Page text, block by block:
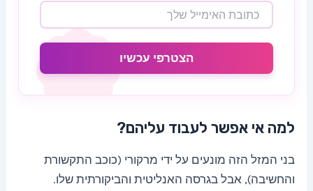
הצטרפי עכשיו
למה אי אפשר לעבוד עליהם?
בני המזל הזה מונעים על ידי מרקורי (כוכב התקשורת
והחשיבה), אבל בגרסה האנליטית והביקורתית שלו.